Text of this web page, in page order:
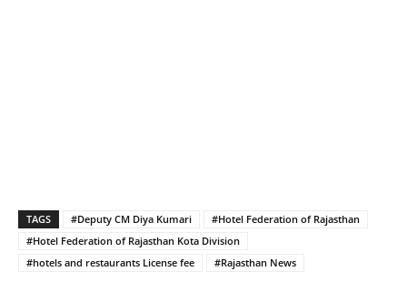
TAGS #Deputy CM Diya Kumari
#Hotel Federation of Rajasthan
#Hotel Federation of Rajasthan Kota Division
#hotels and restaurants License fee
#Rajasthan News